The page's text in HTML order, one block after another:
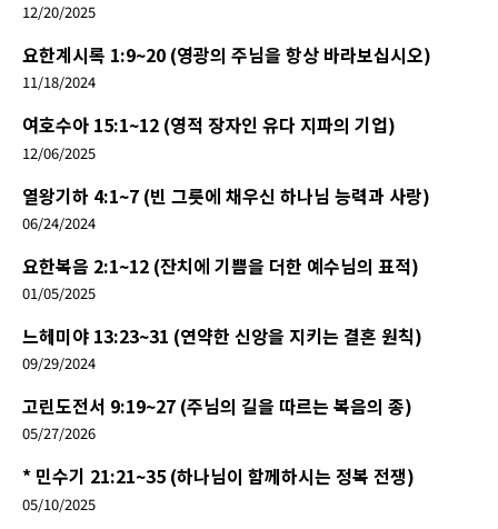
12/20/2025
요한계시록 1:9~20 (영광의 주님을 항상 바라보십시오)
11/18/2024
여호수아 15:1~12 (영적 장자인 유다 지파의 기업)
12/06/2025
열왕기하 4:1~7 (빈 그릇에 채우신 하나님 능력과 사랑)
06/24/2024
요한복음 2:1~12 (잔치에 기쁨을 더한 예수님의 표적)
01/05/2025
느헤미야 13:23~31 (연약한 신앙을 지키는 결혼 원칙)
09/29/2024
고린도전서 9:19~27 (주님의 길을 따르는 복음의 종)
05/27/2026
* 민수기 21:21~35 (하나님이 함께하시는 정복 전쟁)
05/10/2025